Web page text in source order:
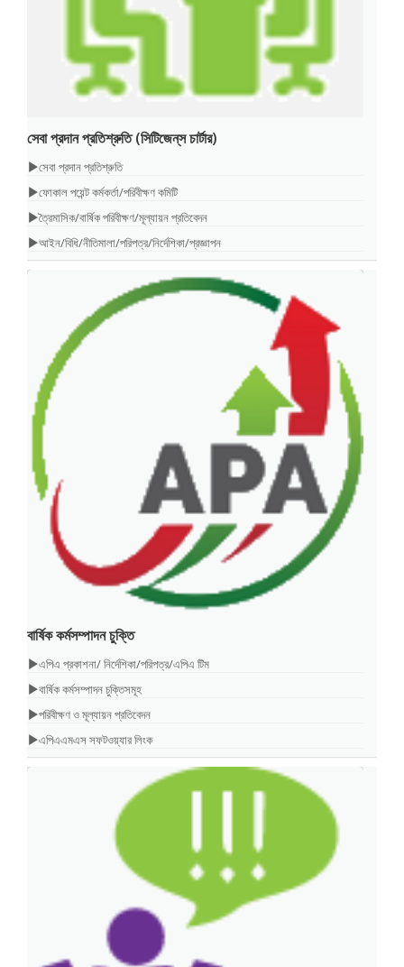
সেবা প্রদান প্রতিশ্রুতি (সিটিজেন্‌স চার্টার)
সেবা প্রদান প্রতিশ্রুতি
ফোকাল পয়েন্ট কর্মকর্তা/পরিবীক্ষণ কমিটি
ত্রৈমাসিক/বার্ষিক পরিবীক্ষণ/মূল্যায়ন প্রতিবেদন
আইন/বিধি/নীতিমালা/পরিপত্র/নির্দেশিকা/প্রজ্ঞাপন
বার্ষিক কর্মসম্পাদন চুক্তি
এপিএ প্রকাশনা/ নির্দেশিকা/পরিপত্র/এপিএ টিম
বার্ষিক কর্মসম্পাদন চুক্তিসমূহ
পরিবীক্ষণ ও মূল্যায়ন প্রতিবেদন
এপিএএমএস সফটওয়্যার লিংক